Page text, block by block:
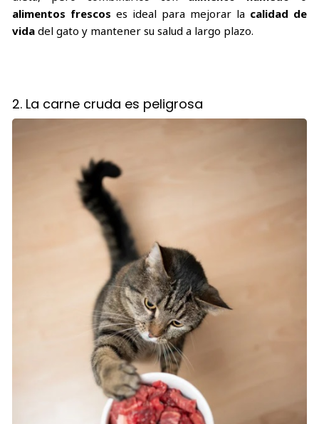
alimentos frescos es ideal para mejorar la calidad de
vidadel gato y mantener su salud a largo plazo.
2. La carne cruda es peligrosa